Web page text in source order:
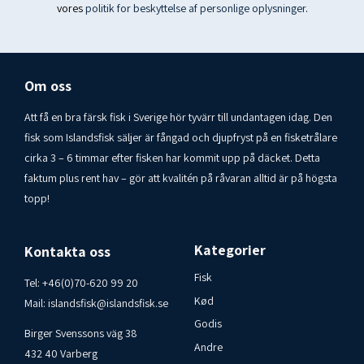
vorespolitik for beskyttelse af personlige oplysninger.
Om oss
Att få en bra färsk fisk i Sverige hör tyvärr till undantagen idag. Den
fisk som Islandsfisk säljer är fångad och djupfryst på en fisketrålare
cirka 3 – 6 timmar efter fisken har kommit upp på däcket. Detta
faktum plus rent hav – gör att kvalitén på råvaran alltid är på högsta
topp!
Kontakta oss
Tel: +46(0)70-620 99 20
Mail: islandsfisk@islandsfisk.se
Birger Svenssons väg 38
432 40 Varberg
Kategorier
Fisk
Kød
Godis
Andre